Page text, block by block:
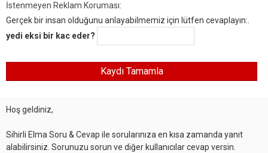
İstenmeyen Reklam Koruması:
Gerçek bir insan olduğunu anlayabilmemiz için lütfen cevaplayın:.
yedi eksi bir kac eder?
Hoş geldiniz,
Sihirli Elma Soru & Cevap ile sorularınıza en kısa zamanda yanıt
alabilirsiniz. Sorunuzu sorun ve diğer kullanıcılar cevap versin.